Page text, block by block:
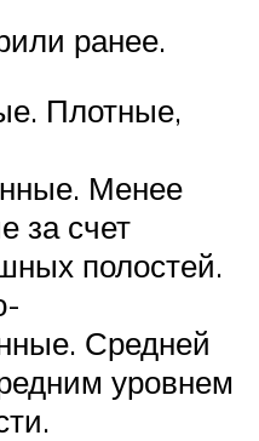
ранее.
Плотные,
Менее
за счет
полостей.
Средней
уровнем